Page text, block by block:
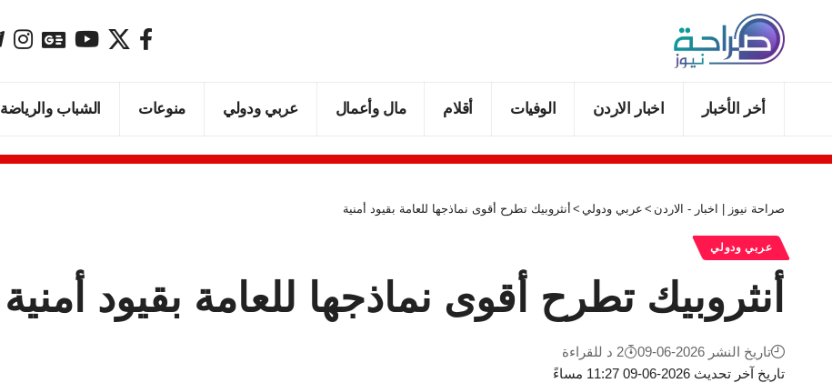
أخر الأخبار اخبار الاردن الوفيات أقلام مال وأعمال عربي ودولي منوعات الشباب والرياضة
صراحة نيوز | اخبار - الاردن > عربي ودولي > أنثروبيك تطرح أقوى نماذجها للعامة بقيود أمنية
عربي ودولي
أنثروبيك تطرح أقوى نماذجها للعامة بقيود أمنية
تاريخ آخر تحديث 2026-06-09 11:27 مساءً
تاريخ النشر 2026-06-09 2 د للقراءة